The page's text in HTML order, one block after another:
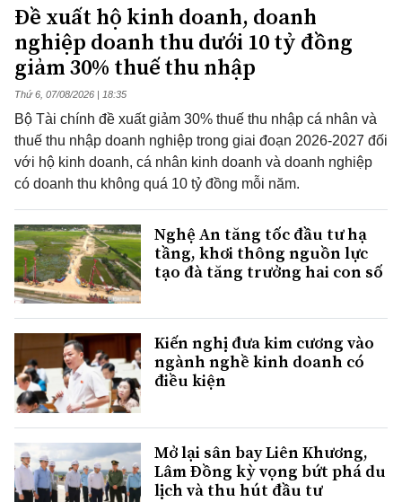
Đề xuất hộ kinh doanh, doanh
nghiệp doanh thu dưới 10 tỷ đồng
giảm 30% thuế thu nhập
Thứ 6, 07/08/2026 | 18:35
Bộ Tài chính đề xuất giảm 30% thuế thu nhập cá nhân và
thuế thu nhập doanh nghiệp trong giai đoạn 2026-2027 đối
với hộ kinh doanh, cá nhân kinh doanh và doanh nghiệp
có doanh thu không quá 10 tỷ đồng mỗi năm.
Nghệ An tăng tốc đầu tư hạ
tầng, khơi thông nguồn lực
tạo đà tăng trưởng hai con số
Kiến nghị đưa kim cương vào
ngành nghề kinh doanh có
điều kiện
Mở lại sân bay Liên Khương,
Lâm Đồng kỳ vọng bứt phá du
lịch và thu hút đầu tư